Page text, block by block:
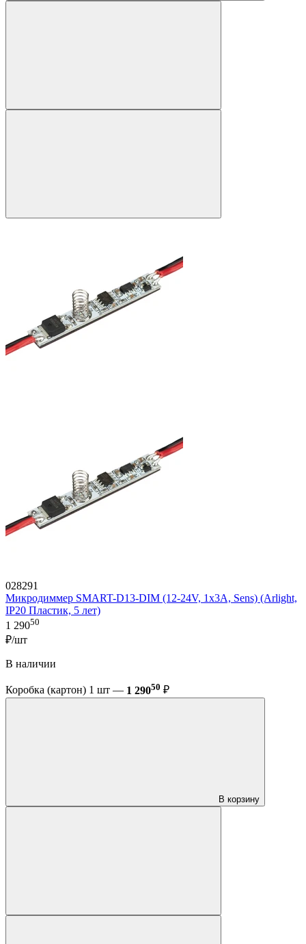
028291
Микродиммер SMART-D13-DIM (12-24V, 1x3A, Sens) (Arlight,
IP20 Пластик, 5 лет)
1 29050
₽/шт
В наличии
Коробка (картон) 1 шт — 1 29050 ₽
В корзину